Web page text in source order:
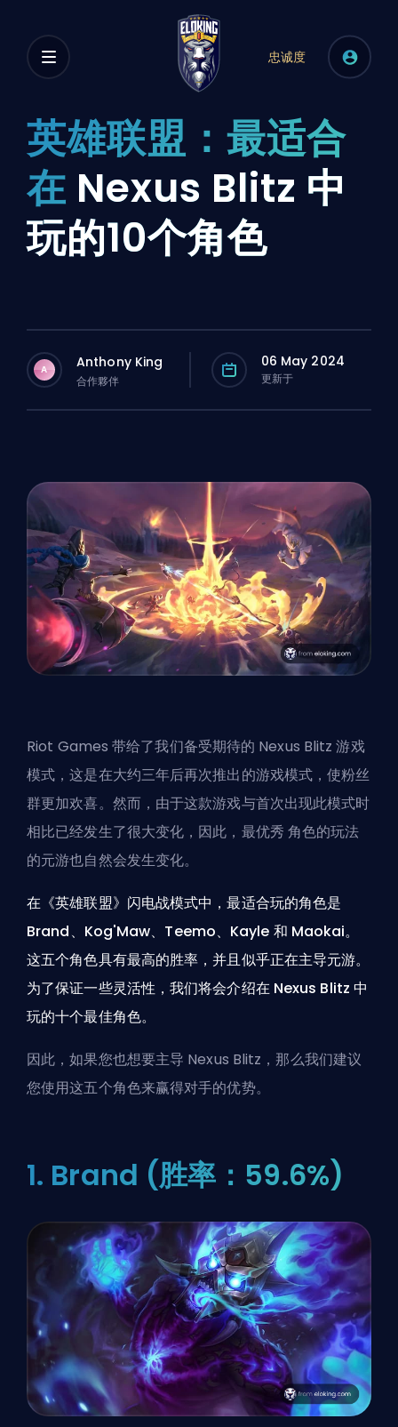
忠诚度
英雄联盟：最适合
在 Nexus Blitz 中
玩的10个角色
A Anthony King
合作夥伴
06 May 2024
更新于
Riot Games 带给了我们备受期待的 Nexus Blitz 游戏
模式，这是在大约三年后再次推出的游戏模式，使粉丝
群更加欢喜。然而，由于这款游戏与首次出现此模式时
相比已经发生了很大变化，因此，最优秀 角色的玩法
的元游也自然会发生变化。
在《英雄联盟》闪电战模式中，最适合玩的角色是
Brand、Kog'Maw、Teemo、Kayle 和 Maokai。
这五个角色具有最高的胜率，并且似乎正在主导元游。
为了保证一些灵活性，我们将会介绍在 Nexus Blitz 中
玩的十个最佳角色。
因此，如果您也想要主导 Nexus Blitz，那么我们建议
您使用这五个角色来赢得对手的优势。
1. Brand (胜率：59.6%)